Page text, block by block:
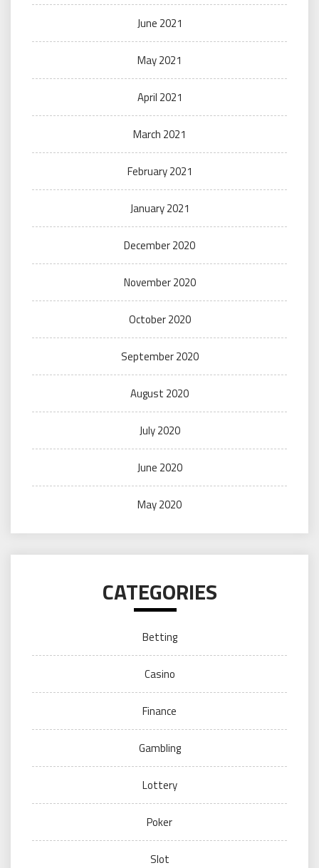
June 2021
May 2021
April 2021
March 2021
February 2021
January 2021
December 2020
November 2020
October 2020
September 2020
August 2020
July 2020
June 2020
May 2020
CATEGORIES
Betting
Casino
Finance
Gambling
Lottery
Poker
Slot